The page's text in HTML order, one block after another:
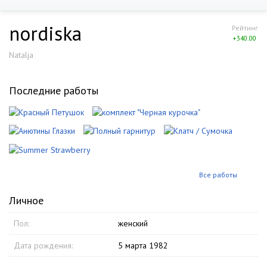
Рейтинг
+340.00
nordiska
Natalja
Последние работы
Все работы
Личное
Пол: женский
Дата рождения: 5 марта 1982